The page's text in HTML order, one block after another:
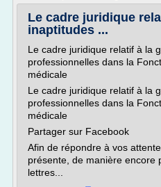
Le cadre juridique
inaptitudes ...
Le cadre juridique relatif à la
professionnelles dans la
médicale
Le cadre juridique relatif à la
professionnelles dans la
médicale
Partager sur Facebook
Afin de répondre à vos
présente, de manière encore
lettres...